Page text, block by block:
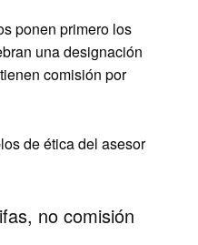
ponen primero los
una designación
comisión por
de ética del asesor
no comisión